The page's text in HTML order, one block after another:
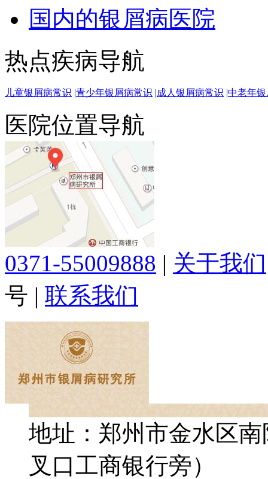
国内的银屑病医院
热点疾病导航
儿童银屑病常识 |青少年银屑病常识 |成人银屑病常识 |中老年
医院位置导航
0371-55009888 | 关于我们
号 | 联系我们
地址：郑州市金水区
叉口工商银行旁）